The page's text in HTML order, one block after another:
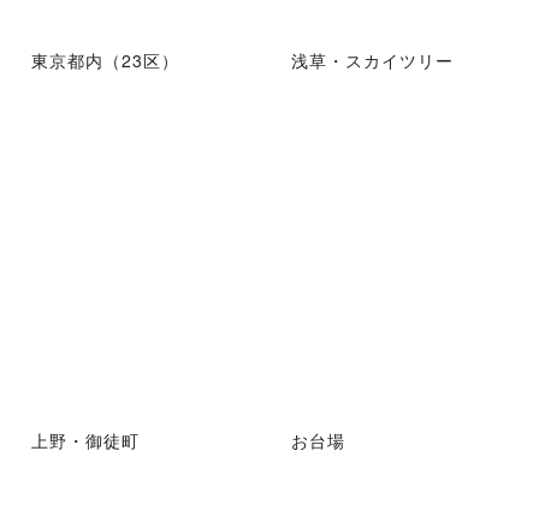
東京都内（23区） 浅草・スカイツリー
上野・御徒町 お台場